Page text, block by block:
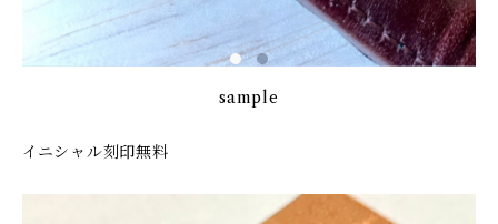
sample
イニシャル刻印無料